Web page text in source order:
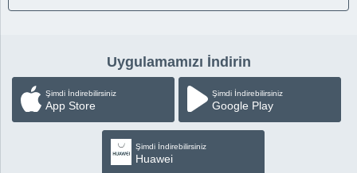
Uygulamamızı İndirin
Şimdi İndirebilirsiniz
App Store
Şimdi İndirebilirsiniz
Google Play
Şimdi İndirebilirsiniz
Huawei